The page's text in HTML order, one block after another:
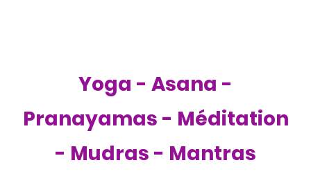
Yoga - Asana -
Pranayamas - Méditation
- Mudras - Mantras